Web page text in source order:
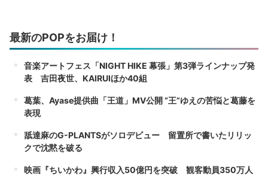
最新のPOPをお届け！
音楽アートフェス「NIGHT HIKE 幕張」第3弾ラインナップ発
表 吉田夜世、KAIRUIほか40組
葛葉、Ayase提供曲「王道」MV公開 “王”ゆえの苦悩と葛藤を
表現
舐達麻のG-PLANTSがソロデビュー 留置所で書いたリリッ
クで沈黙を破る
映画『ちいかわ』興行収入50億円を突破 観客動員350万人